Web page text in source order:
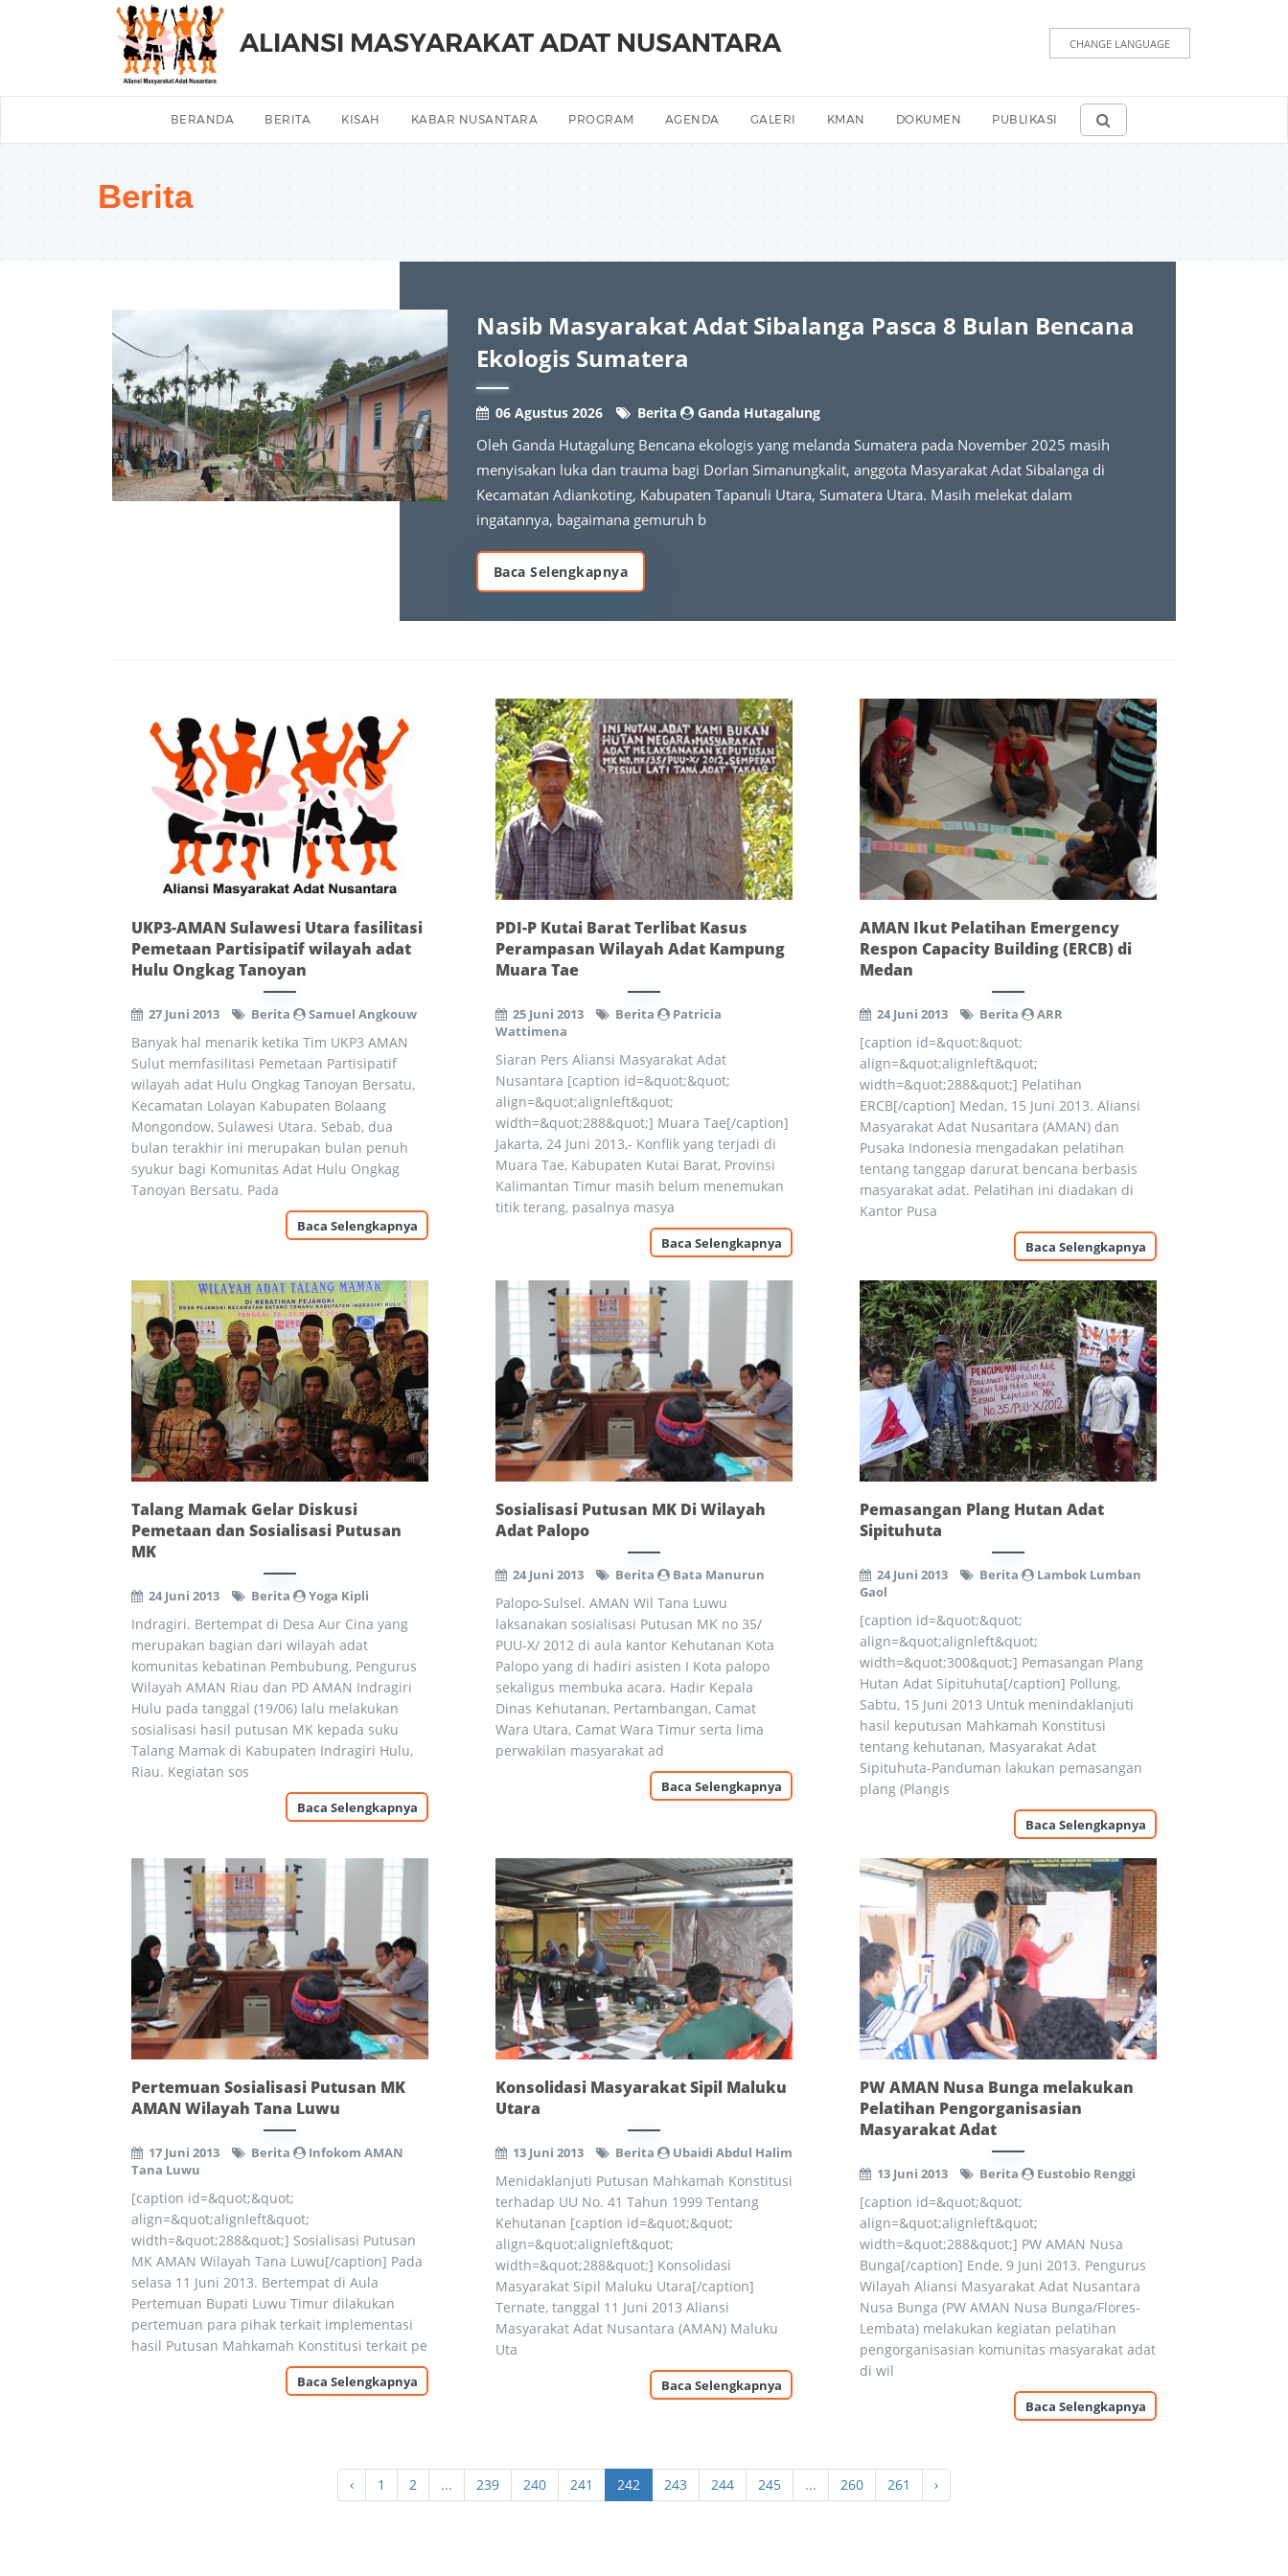
ALIANSI MASYARAKAT ADAT NUSANTARA CHANGE LANGUAGE
BERANDA BERITA KISAH KABAR NUSANTARA PROGRAM AGENDA GALERI KMAN DOKUMEN PUBLIKASI
Berita
Nasib Masyarakat Adat Sibalanga Pasca 8 Bulan Bencana
Ekologis Sumatera
06 Agustus 2026 Berita Ganda Hutagalung
Oleh Ganda Hutagalung Bencana ekologis yang melanda Sumatera pada November 2025 masih
menyisakan luka dan trauma bagi Dorlan Simanungkalit, anggota Masyarakat Adat Sibalanga di
Kecamatan Adiankoting, Kabupaten Tapanuli Utara, Sumatera Utara. Masih melekat dalam
ingatannya, bagaimana gemuruh b
Baca Selengkapnya
UKP3-AMAN Sulawesi Utara fasilitasi
Pemetaan Partisipatif wilayah adat
Hulu Ongkag Tanoyan
27 Juni 2013 Berita Samuel Angkouw
Banyak hal menarik ketika Tim UKP3 AMAN
Sulut memfasilitasi Pemetaan Partisipatif
wilayah adat Hulu Ongkag Tanoyan Bersatu,
Kecamatan Lolayan Kabupaten Bolaang
Mongondow, Sulawesi Utara. Sebab, dua
bulan terakhir ini merupakan bulan penuh
syukur bagi Komunitas Adat Hulu Ongkag
Tanoyan Bersatu. Pada
Baca Selengkapnya
PDI-P Kutai Barat Terlibat Kasus
Perampasan Wilayah Adat Kampung
Muara Tae
25 Juni 2013 Berita
Patricia
Wattimena
Siaran Pers Aliansi Masyarakat Adat
Nusantara [caption id=&quot;&quot;
align=&quot;alignleft&quot;
width=&quot;288&quot;] Muara Tae[/caption]
Jakarta, 24 Juni 2013,- Konflik yang terjadi di
Muara Tae, Kabupaten Kutai Barat, Provinsi
Kalimantan Timur masih belum menemukan
titik terang, pasalnya masya
Baca Selengkapnya
AMAN Ikut Pelatihan Emergency
Respon Capacity Building (ERCB) di
Medan
24 Juni 2013 Berita ARR
[caption id=&quot;&quot;
align=&quot;alignleft&quot;
width=&quot;288&quot;] Pelatihan
ERCB[/caption] Medan, 15 Juni 2013. Aliansi
Masyarakat Adat Nusantara (AMAN) dan
Pusaka Indonesia mengadakan pelatihan
tentang tanggap darurat bencana berbasis
masyarakat adat. Pelatihan ini diadakan di
Kantor Pusa
Baca Selengkapnya
Talang Mamak Gelar Diskusi
Pemetaan dan Sosialisasi Putusan
MK
24 Juni 2013 Berita Yoga Kipli
Indragiri. Bertempat di Desa Aur Cina yang
merupakan bagian dari wilayah adat
komunitas kebatinan Pembubung, Pengurus
Wilayah AMAN Riau dan PD AMAN Indragiri
Hulu pada tanggal (19/06) lalu melakukan
sosialisasi hasil putusan MK kepada suku
Talang Mamak di Kabupaten Indragiri Hulu,
Riau. Kegiatan sos
Baca Selengkapnya
Sosialisasi Putusan MK Di Wilayah
Adat Palopo
24 Juni 2013 Berita Bata Manurun
Palopo-Sulsel. AMAN Wil Tana Luwu
laksanakan sosialisasi Putusan MK no 35/
PUU-X/ 2012 di aula kantor Kehutanan Kota
Palopo yang di hadiri asisten I Kota palopo
sekaligus membuka acara. Hadir Kepala
Dinas Kehutanan, Pertambangan, Camat
Wara Utara, Camat Wara Timur serta lima
perwakilan masyarakat ad
Baca Selengkapnya
Pemasangan Plang Hutan Adat
Sipituhuta
24 Juni 2013 Berita
Lambok Lumban
Gaol
[caption id=&quot;&quot;
align=&quot;alignleft&quot;
width=&quot;300&quot;] Pemasangan Plang
Hutan Adat Sipituhuta[/caption] Pollung,
Sabtu, 15 Juni 2013 Untuk menindaklanjuti
hasil keputusan Mahkamah Konstitusi
tentang kehutanan, Masyarakat Adat
Sipituhuta-Panduman lakukan pemasangan
plang (Plangis
Baca Selengkapnya
Pertemuan Sosialisasi Putusan MK
AMAN Wilayah Tana Luwu
17 Juni 2013 Berita
Infokom AMAN
Tana Luwu
[caption id=&quot;&quot;
align=&quot;alignleft&quot;
width=&quot;288&quot;] Sosialisasi Putusan
MK AMAN Wilayah Tana Luwu[/caption] Pada
selasa 11 Juni 2013. Bertempat di Aula
Pertemuan Bupati Luwu Timur dilakukan
pertemuan para pihak terkait implementasi
hasil Putusan Mahkamah Konstitusi terkait pe
Baca Selengkapnya
Konsolidasi Masyarakat Sipil Maluku
Utara
13 Juni 2013 Berita Ubaidi Abdul Halim
Menidaklanjuti Putusan Mahkamah Konstitusi
terhadap UU No. 41 Tahun 1999 Tentang
Kehutanan [caption id=&quot;&quot;
align=&quot;alignleft&quot;
width=&quot;288&quot;] Konsolidasi
Masyarakat Sipil Maluku Utara[/caption]
Ternate, tanggal 11 Juni 2013 Aliansi
Masyarakat Adat Nusantara (AMAN) Maluku
Uta
Baca Selengkapnya
PW AMAN Nusa Bunga melakukan
Pelatihan Pengorganisasian
Masyarakat Adat
13 Juni 2013 Berita Eustobio Renggi
[caption id=&quot;&quot;
align=&quot;alignleft&quot;
width=&quot;288&quot;] PW AMAN Nusa
Bunga[/caption] Ende, 9 Juni 2013. Pengurus
Wilayah Aliansi Masyarakat Adat Nusantara
Nusa Bunga (PW AMAN Nusa Bunga/Flores-
Lembata) melakukan kegiatan pelatihan
pengorganisasian komunitas masyarakat adat
di wil
Baca Selengkapnya
‹ 1 2 ... 239 240 241 242 243 244 245 ... 260 261 ›